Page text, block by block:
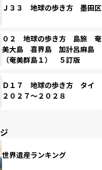
Ｊ３３ 地球の歩き方 墨田区
０２ 地球の歩き方 島旅 奄
美大島 喜界島 加計呂麻島
（奄美群島１） ５訂版
Ｄ１７ 地球の歩き方 タイ
２０２７～２０２８
世界遺産ランキング